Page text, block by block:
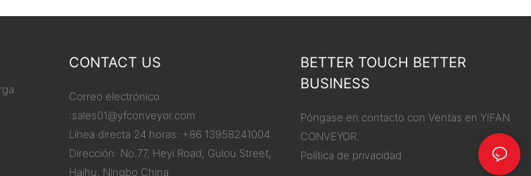
CONTACT US
Correo electrónico
:sales01@yfconveyor.com
Línea directa 24 horas: +86 13958241004
Dirección: No.77, Heyi Road, Gulou Street,
Haihu, Ningbo China
BETTER TOUCH BETTER
BUSINESS
Póngase en contacto con Ventas en YIFAN
CONVEYOR.
Política de privacidad